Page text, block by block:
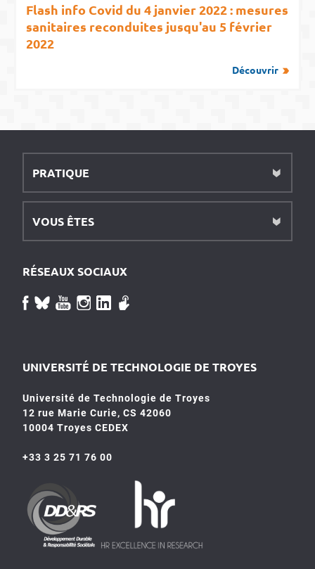
Flash info Covid du 4 janvier 2022 : mesures
sanitaires reconduites jusqu'au 5 février
2022
Découvrir
PRATIQUE
VOUS ÊTES
RÉSEAUX SOCIAUX
UNIVERSITÉ DE TECHNOLOGIE DE TROYES
Université de Technologie de Troyes
12 rue Marie Curie, CS 42060
10004 Troyes CEDEX
+33 3 25 71 76 00